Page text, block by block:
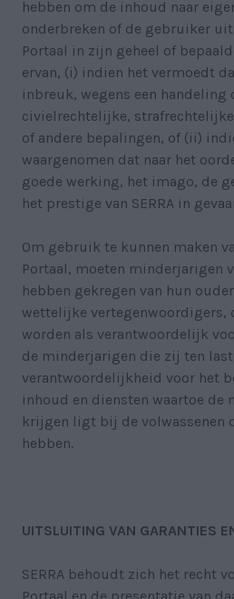
hebben om de inhoud naar
onderbreken of de gebruiker
Portaal in zijn geheel of
ervan, (i) indien het vermoedt
inbreuk, wegens een
civielrechtelijke,
of andere bepalingen, of (ii)
waargenomen dat naar het
goede werking, het imago, de
het prestige van SERRA in
Om gebruik te kunnen maken
Portaal, moeten minderjarigen
hebben gekregen van hun
wettelijke vertegenwoordigers,
worden als verantwoordelijk
de minderjarigen die zij ten
verantwoordelijkheid voor het
inhoud en diensten waartoe de
krijgen ligt bij de volwassenen
hebben.
UITSLUITING VAN GARANTIES
SERRA behoudt zich het recht